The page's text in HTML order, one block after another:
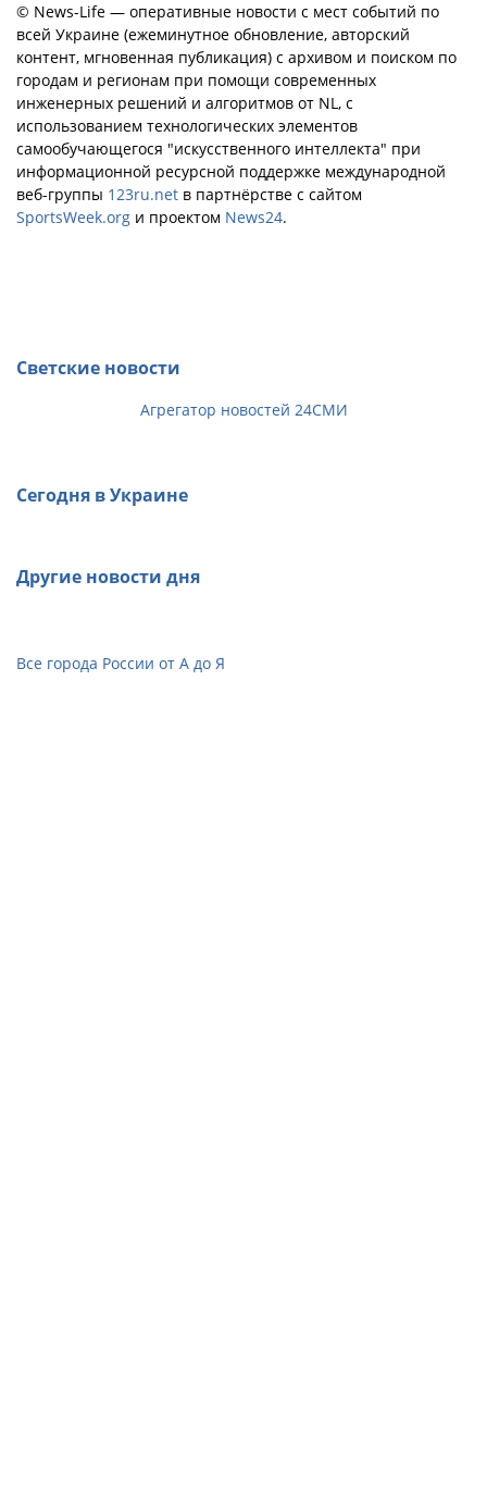
© News-Life — оперативные новости с мест событий по
всей Украине (ежеминутное обновление, авторский
контент, мгновенная публикация) с архивом и поиском по
городам и регионам при помощи современных
инженерных решений и алгоритмов от NL, с
использованием технологических элементов
самообучающегося "искусственного интеллекта" при
информационной ресурсной поддержке международной
веб-группы 123ru.net в партнёрстве с сайтом
SportsWeek.org и проектом News24.
Светские новости
Агрегатор новостей 24СМИ
Сегодня в Украине
Другие новости дня
Все города России от А до Я